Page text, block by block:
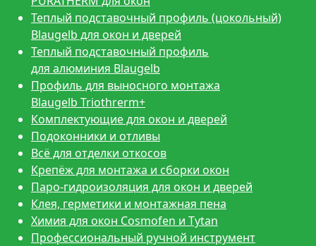
Теплый подставочный профиль (цокольный)
Blaugelb для окон и дверей
Теплый подставочный профиль
для алюминия Blaugelb
Профиль для выносного монтажа
Blaugelb Triothrerm+
Комплектующие для окон и дверей
Подоконники и отливы
Всё для отделки откосов
Крепёж для монтажа и сборки окон
Паро-гидроизоляция для окон и дверей
Клея, герметики и монтажная пена
Химия для окон Cosmofen и Tytan
Профессиональный ручной инструмент